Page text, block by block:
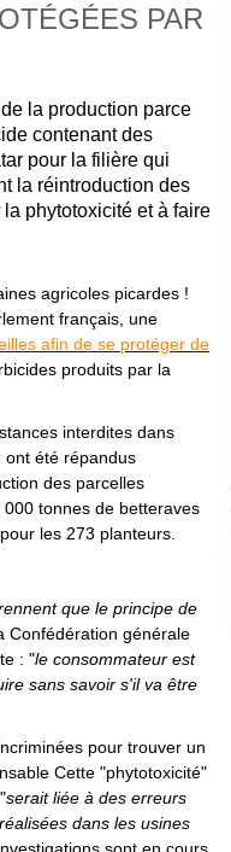
PAR
la production parce
contenant des
pour la filière qui
la réintroduction des
phytotoxicité et à faire
agricoles picardes !
français, une
afin de se protéger de
produits par la
interdites dans
ont été répandus
des parcelles
tonnes de betteraves
les 273 planteurs.
que le principe de
Confédération générale
: "le consommateur est
sans savoir s'il va être
pour trouver un
Cette "phytotoxicité"
serait liée à des erreurs
dans les usines